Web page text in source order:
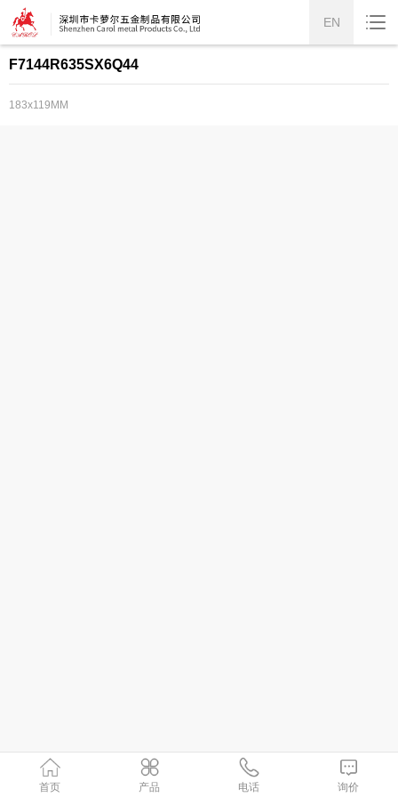
EN
F7144R635SX6Q44
183x119MM
首页 产品 电话 询价